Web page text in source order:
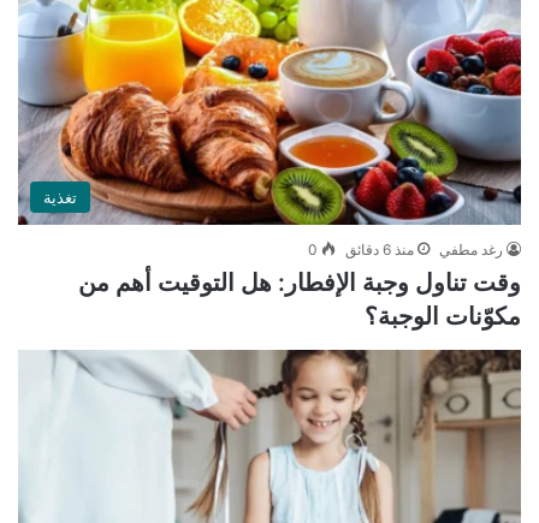
تغذية
رغد مطفي منذ 6 دقائق 0
وقت تناول وجبة الإفطار: هل التوقيت أهم من
مكوّنات الوجبة؟